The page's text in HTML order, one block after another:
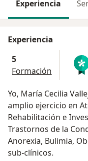
Experiencia
Experiencia
5
Formación
Yo, María Cecilia
amplio ejercicio en
Rehabilitación e
Trastornos de la
Anorexia, Bulimia,
sub-clínicos.